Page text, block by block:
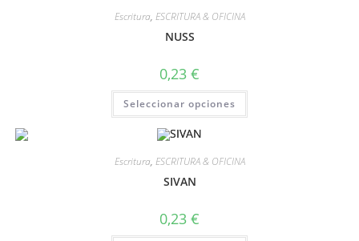
Escritura, ESCRITURA & OFICINA
NUSS
0,23 €
Seleccionar opciones
Escritura, ESCRITURA & OFICINA
SIVAN
0,23 €